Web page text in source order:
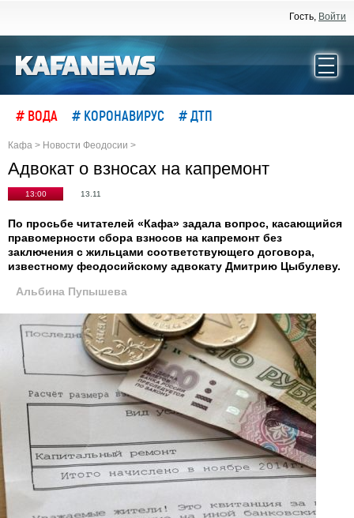
Гость, Войти
# ВОДА # КОРОНАВИРУС # ДТП
Кафа > Новости Феодосии >
Адвокат о взносах на капремонт
13:00 13.11
По просьбе читателей «Кафа» задала вопрос, касающийся
правомерности сбора взносов на капремонт без
заключения с жильцами соответствующего договора,
известному феодосийскому адвокату Дмитрию Цыбулеву.
Альбина Пупышева